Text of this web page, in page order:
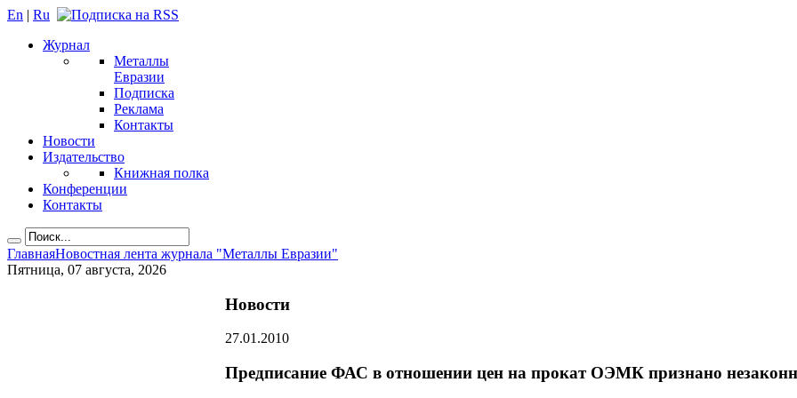
En | Ru
Журнал
Металлы
Евразии
Подписка
Реклама
Контакты
Новости
Издательство
Книжная полка
Конференции
Контакты
ГлавнаяНовостная лента журнала "Металлы Евразии"
Пятница, 07 августа, 2026
Новости
27.01.2010
Предписание ФАС в отношении цен на прокат ОЭМК признано